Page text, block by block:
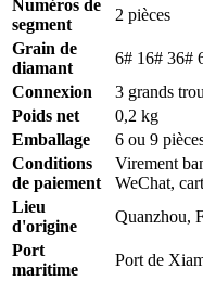
Numéros de
segment
2 pièces
Grain de
diamant
6# 16# 36#
Connexion
3 grands
Poids net
0,2 kg
Emballage
6 ou 9
Conditions
de paiement
Virement
WeChat,
Lieu
d'origine
Quanzhou,
Port
maritime
Port de